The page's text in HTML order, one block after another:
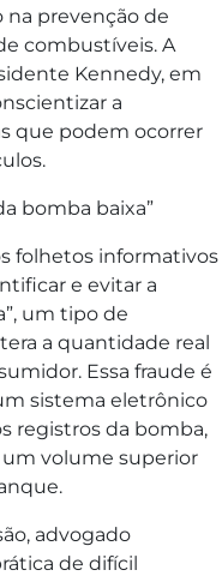
prevenção de
combustíveis. A
Kennedy, em
a
que podem ocorrer
bomba baixa”
folhetos informativos
e evitar a
um tipo de
a quantidade real
Essa fraude é
sistema eletrônico
registros da bomba,
volume superior
advogado
de difícil